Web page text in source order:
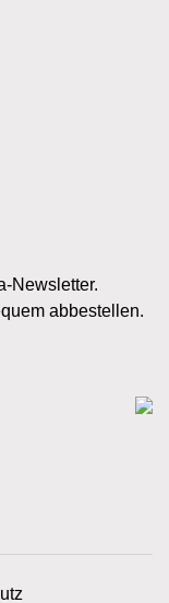
Newsletter.
abbestellen.